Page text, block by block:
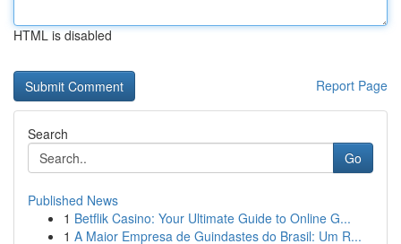
HTML is disabled
Report Page
Search
Go
Published News
1 Betflik Casino: Your Ultimate Guide to Online G...
1 A Maior Empresa de Guindastes do Brasil: Um R...